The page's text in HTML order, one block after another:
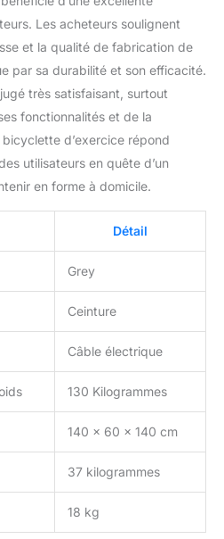
Les acheteurs soulignent
et la qualité de fabrication de
par sa durabilité et son efficacité.
très satisfaisant, surtout
fonctionnalités et de la
d’exercice répond
utilisateurs en quête d’un
en forme à domicile.
Détail
Grey
Ceinture
Câble électrique
130 Kilogrammes
140 x 60 x 140 cm
37 kilogrammes
18 kg